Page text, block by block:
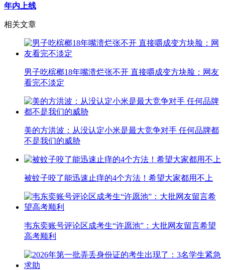
年内上线
相关文章
男子吃槟榔18年嘴溃烂张不开 直接嚼成变方块脸：网友
看完不淡定
美的方洪波：从没认定小米是最大竞争对手 任何品牌都
不是我们的威胁
被蚊子咬了能迅速止痒的4个方法！希望大家都用不上
韦东奕账号评论区成考生“许愿池”：大批网友留言希望
高考顺利